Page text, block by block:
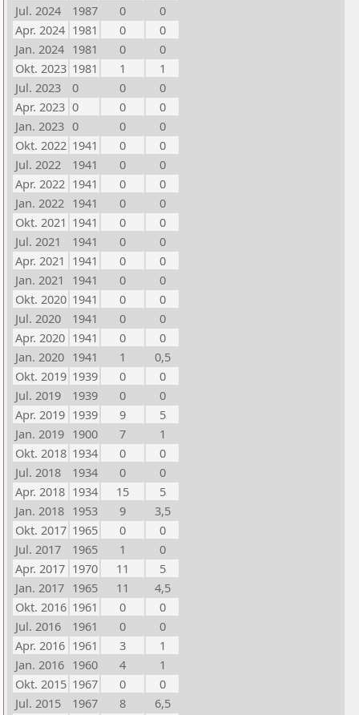
Jul. 2024
1987 0
0
Apr. 2024 1981 0
0
Jan. 2024 1981 0
0
Okt. 2023 1981 1
1
Jul. 2023
0 0
0
Apr. 2023 0 0
0
Jan. 2023 0 0
0
Okt. 2022 1941 0
0
Jul. 2022
1941 0
0
Apr. 2022 1941 0
0
Jan. 2022 1941 0
0
Okt. 2021 1941 0
0
Jul. 2021
1941 0
0
Apr. 2021 1941 0
0
Jan. 2021
1941 0
0
Okt. 2020 1941 0
0
Jul. 2020
1941 0
0
Apr. 2020 1941 0
0
Jan. 2020 1941 1
0,5
Okt. 2019 1939 0
0
Jul. 2019
1939 0
0
Apr. 2019 1939 9
5
Jan. 2019 1900 7
1
Okt. 2018 1934 0
0
Jul. 2018
1934 0
0
Apr. 2018 1934 15
5
Jan. 2018 1953 9
3,5
Okt. 2017 1965 0
0
Jul. 2017
1965 1
0
Apr. 2017 1970 11
5
Jan. 2017 1965 11
4,5
Okt. 2016 1961 0
0
Jul. 2016
1961 0
0
Apr. 2016 1961 3
1
Jan. 2016 1960 4
1
Okt. 2015 1967 0
0
Jul. 2015
1967 8
6,5